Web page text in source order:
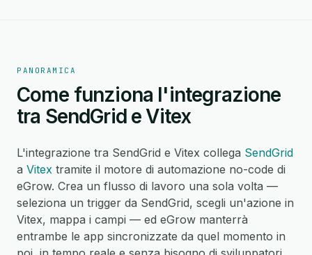
PANORAMICA
Come funziona l'integrazione
tra SendGrid e Vitex
L'integrazione tra SendGrid e Vitex collega SendGrid
a Vitex tramite il motore di automazione no-code di
eGrow. Crea un flusso di lavoro una sola volta —
seleziona un trigger da SendGrid, scegli un'azione in
Vitex, mappa i campi — ed eGrow manterrà
entrambe le app sincronizzate da quel momento in